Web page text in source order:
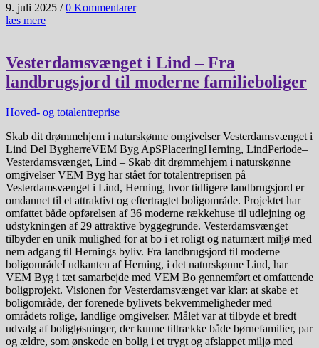
9. juli 2025 / 0 Kommentarer
læs mere
Vesterdamsvænget i Lind – Fra
landbrugsjord til moderne familieboliger
Hoved- og totalentreprise
Skab dit drømmehjem i naturskønne omgivelser Vesterdamsvænget i
Lind Del BygherreVEM Byg ApSPlaceringHerning, LindPeriode–
Vesterdamsvænget, Lind – Skab dit drømmehjem i naturskønne
omgivelser VEM Byg har stået for totalentreprisen på
Vesterdamsvænget i Lind, Herning, hvor tidligere landbrugsjord er
omdannet til et attraktivt og eftertragtet boligområde. Projektet har
omfattet både opførelsen af 36 moderne rækkehuse til udlejning og
udstykningen af 29 attraktive byggegrunde. Vesterdamsvænget
tilbyder en unik mulighed for at bo i et roligt og naturnært miljø med
nem adgang til Hernings byliv. Fra landbrugsjord til moderne
boligområdeI udkanten af Herning, i det naturskønne Lind, har
VEM Byg i tæt samarbejde med VEM Bo gennemført et omfattende
boligprojekt. Visionen for Vesterdamsvænget var klar: at skabe et
boligområde, der forenede bylivets bekvemmeligheder med
områdets rolige, landlige omgivelser. Målet var at tilbyde et bredt
udvalg af boligløsninger, der kunne tiltrække både børnefamilier, par
og ældre, som ønskede en bolig i et trygt og afslappet miljø med